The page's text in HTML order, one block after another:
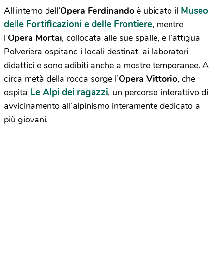
All’interno dell’Opera Ferdinando è ubicato il Museo
delle Fortificazioni e delle Frontiere, mentre
l’Opera Mortai, collocata alle sue spalle, e l’attigua
Polveriera ospitano i locali destinati ai laboratori
didattici e sono adibiti anche a mostre temporanee. A
circa metà della rocca sorge l’Opera Vittorio, che
ospita Le Alpi dei ragazzi, un percorso interattivo di
avvicinamento all’alpinismo interamente dedicato ai
più giovani.